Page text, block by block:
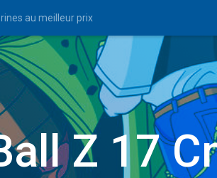
au meilleur prix
Z 17